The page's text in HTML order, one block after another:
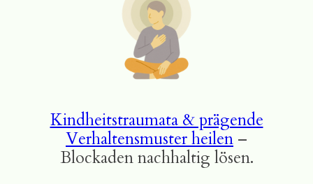
Kindheitstraumata & prägende
Verhaltensmuster heilen –
Blockaden nachhaltig lösen.